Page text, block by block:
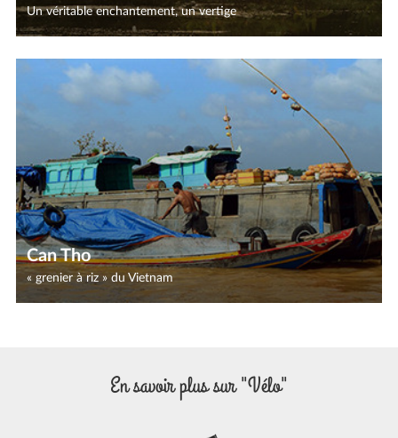
Un véritable enchantement, un vertige
Can Tho
« grenier à riz » du Vietnam
En savoir plus sur "Vélo"